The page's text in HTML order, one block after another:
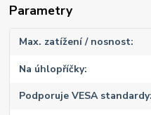
Parametry
Max. zatížení / nosnost
Na úhlopříčky
Podporuje VESA standardy